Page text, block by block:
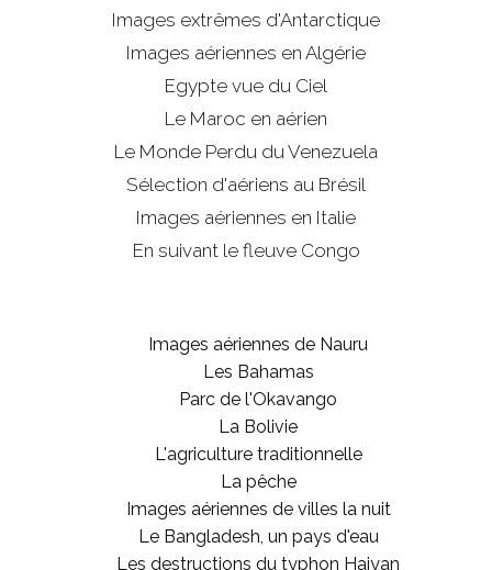
Images extrêmes d'Antarctique
Images aériennes en Algérie
Egypte vue du Ciel
Le Maroc en aérien
Le Monde Perdu du Venezuela
Sélection d'aériens au Brésil
Images aériennes en Italie
En suivant le fleuve Congo
Images aériennes de Nauru
Les Bahamas
Parc de l'Okavango
La Bolivie
L'agriculture traditionnelle
La pêche
Images aériennes de villes la nuit
Le Bangladesh, un pays d'eau
Les destructions du typhon Haiyan